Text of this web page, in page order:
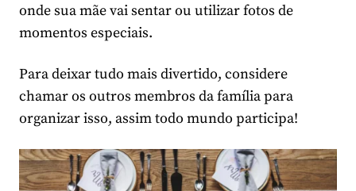
onde sua mãe vai sentar ou utilizar fotos de
momentos especiais.
Para deixar tudo mais divertido, considere
chamar os outros membros da família para
organizar isso, assim todo mundo participa!